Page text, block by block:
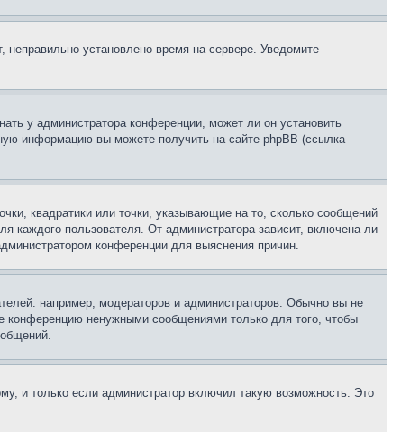
неправильно установлено время на сервере. Уведомите
у администратора конференции, может ли он установить
информацию вы можете получить на сайте phpBB (ссылка
квадратики или точки, указывающие на то, сколько сообщений
каждого пользователя. От администратора зависит, включена ли
конференции для выяснения причин.
например, модераторов и администраторов. Обычно вы не
конференцию ненужными сообщениями только для того, чтобы
и только если администратор включил такую возможность. Это